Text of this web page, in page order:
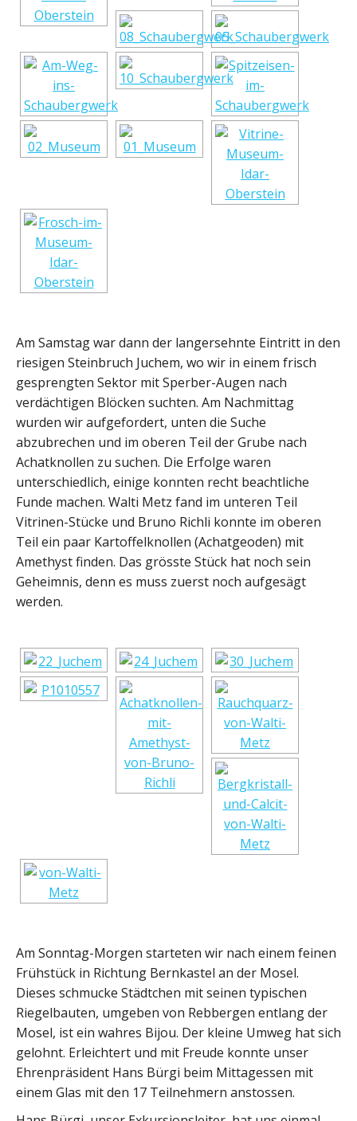
Am Samstag war dann der langersehnte Eintritt in den
riesigen Steinbruch Juchem, wo wir in einem frisch
gesprengten Sektor mit Sperber-Augen nach
verdächtigen Blöcken suchten. Am Nachmittag
wurden wir aufgefordert, unten die Suche
abzubrechen und im oberen Teil der Grube nach
Achatknollen zu suchen. Die Erfolge waren
unterschiedlich, einige konnten recht beachtliche
Funde machen. Walti Metz fand im unteren Teil
Vitrinen-Stücke und Bruno Richli konnte im oberen
Teil ein paar Kartoffelknollen (Achatgeoden) mit
Amethyst finden. Das grösste Stück hat noch sein
Geheimnis, denn es muss zuerst noch aufgesägt
werden.
Am Sonntag-Morgen starteten wir nach einem feinen
Frühstück in Richtung Bernkastel an der Mosel.
Dieses schmucke Städtchen mit seinen typischen
Riegelbauten, umgeben von Rebbergen entlang der
Mosel, ist ein wahres Bijou. Der kleine Umweg hat sich
gelohnt. Erleichtert und mit Freude konnte unser
Ehrenpräsident Hans Bürgi beim Mittagessen mit
einem Glas mit den 17 Teilnehmern anstossen.